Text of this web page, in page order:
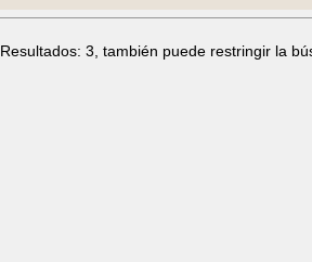
Resultados: 3, también puede restringir la